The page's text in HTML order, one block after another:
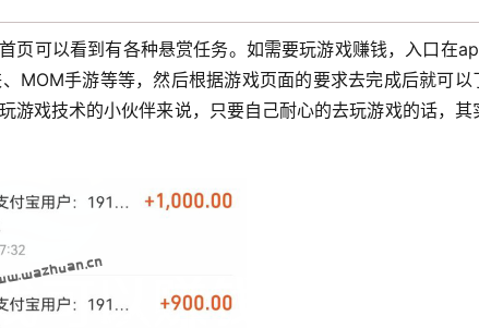
页可以看到有各种悬赏任务。如需要玩游戏赚钱，入口在
MOM手游等等，然后根据游戏页面的要求去完成后就可以
游戏技术的小伙伴来说，只要自己耐心的去玩游戏的话，其